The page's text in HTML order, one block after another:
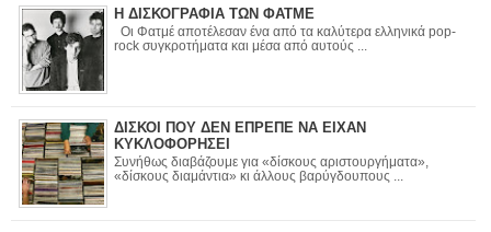
Η ΔΙΣΚΟΓΡΑΦΙΑ ΤΩΝ ΦΑΤΜΕ
Οι Φατμέ αποτέλεσαν ένα από τα καλύτερα ελληνικά pop-
rock συγκροτήματα και μέσα από αυτούς ...
ΔΙΣΚΟΙ ΠΟΥ ΔΕΝ ΕΠΡΕΠΕ ΝΑ ΕΙΧΑΝ
ΚΥΚΛΟΦΟΡΗΣΕΙ
Συνήθως διαβάζουμε για «δίσκους αριστουργήματα»,
«δίσκους διαμάντια» κι άλλους βαρύγδουπους ...